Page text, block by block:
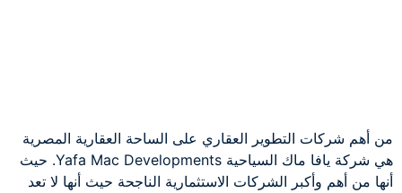
من أهم شركات التطوير العقاري على الساحة العقارية المصرية
هي شركة يافا ماك السياحية Yafa Mac Developments. حيث
أنها من أهم وأكبر الشركات الاستثمارية الناجحة حيث أنها لا تعد